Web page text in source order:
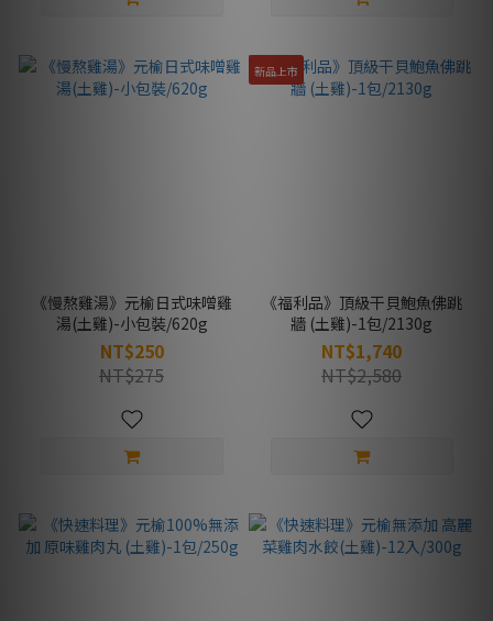
《慢熬雞湯》元榆日式味噌雞
湯(土雞)-小包裝/620g
NT$250
NT$275
新品上市
《福利品》頂級干貝鮑魚佛跳
牆 (土雞)-1包/2130g
NT$1,740
NT$2,580